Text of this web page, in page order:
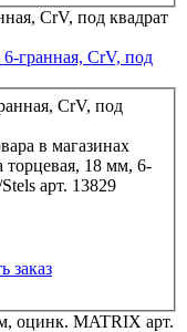
гранная, CrV, под
в магазинах
торцевая, 18 мм, 6-
арт. 13829
заказ